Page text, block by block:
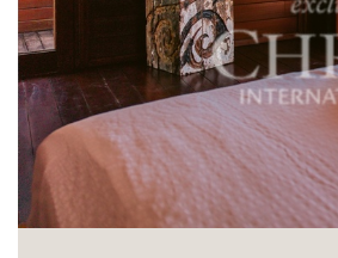
International
Vendre